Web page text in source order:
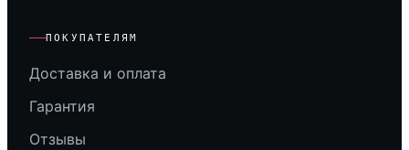
ПОКУПАТЕЛЯМ
Доставка и оплата
Гарантия
Отзывы